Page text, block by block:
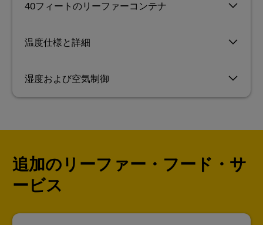
40フィートのリーファーコンテナ
温度仕様と詳細
湿度および空気制御
追加のリーファー・フード・サ
ービス